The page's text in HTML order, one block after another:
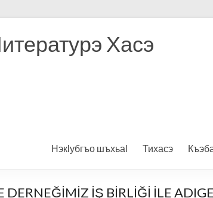
Хасэ
Нэкӏубгъо шъхьаӏ Тихасэ
DERNEĞİMİZ İŞ BİRLİĞİ İLE